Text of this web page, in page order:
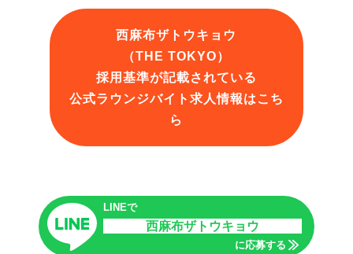
西麻布ザトウキョウ
（THE TOKYO）
採用基準が記載されている
公式ラウンジバイト求人情報はこち
ら
LINEで
西麻布ザトウキョウ
に応募する